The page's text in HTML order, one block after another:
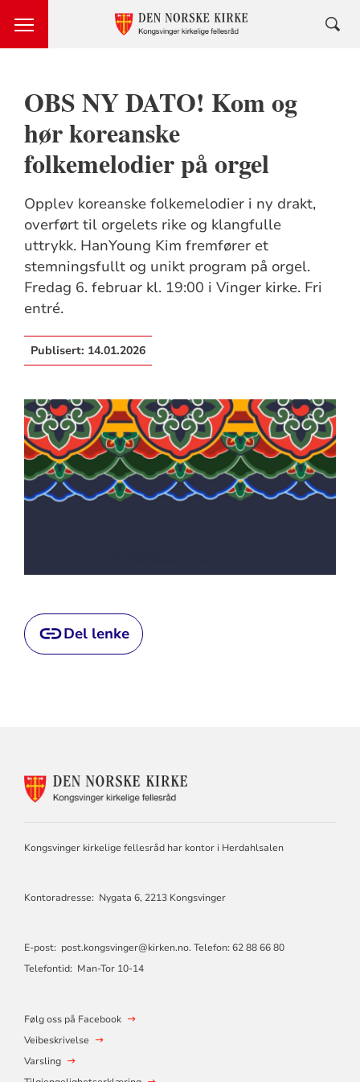
OBS NY DATO! Kom og
hør koreanske
folkemelodier på orgel
Opplev koreanske folkemelodier i ny drakt,
overført til orgelets rike og klangfulle
uttrykk. HanYoung Kim fremfører et
stemningsfullt og unikt program på orgel.
Fredag 6. februar kl. 19:00 i Vinger kirke. Fri
entré.
Publisert: 14.01.2026
Del lenke
FELLESRÅD
Kongsvinger kirkelige fellesråd har kontor i Herdahlsalen
Kontoradresse: Nygata 6, 2213 Kongsvinger
E-post: post.kongsvinger@kirken.no. Telefon: 62 88 66 80
Telefontid: Man-Tor 10-14
Følg oss på Facebook
Veibeskrivelse
Varsling